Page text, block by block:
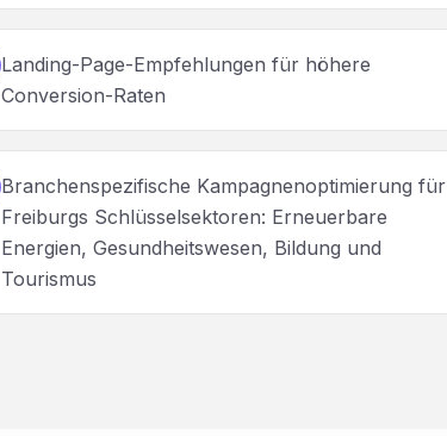
Landing-Page-Empfehlungen für höhere
Conversion-Raten
Branchenspezifische Kampagnenoptimierung für
Freiburgs Schlüsselsektoren: Erneuerbare
Energien, Gesundheitswesen, Bildung und
Tourismus